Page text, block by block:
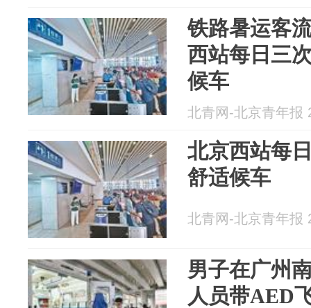
铁路暑运客
西站每日三
候车
北青网-北京青年报
北京西站每
舒适候车
北青网-北京青年报
男子在广州
人员带AED